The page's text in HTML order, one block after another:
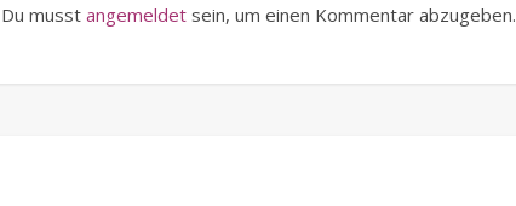
Du musst angemeldet sein, um einen Kommentar abzugeben.